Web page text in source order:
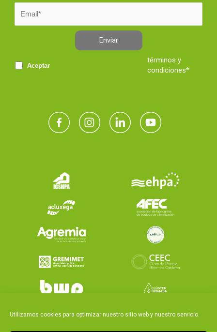
Utilizamos cookies para optimizar nuestro sitio web y nuestro servicio.
Enviar
Aceptar
términos y
condiciones*